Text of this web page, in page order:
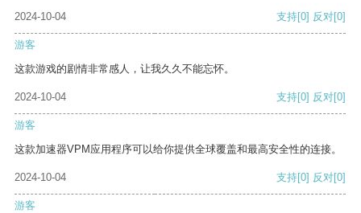
2024-10-04 支持[0] 反对[0]
游客
这款游戏的剧情非常感人，让我久久不能忘怀。
2024-10-04 支持[0] 反对[0]
游客
这款加速器VPM应用程序可以给你提供全球覆盖和最高安全性的连接。
2024-10-04 支持[0] 反对[0]
游客